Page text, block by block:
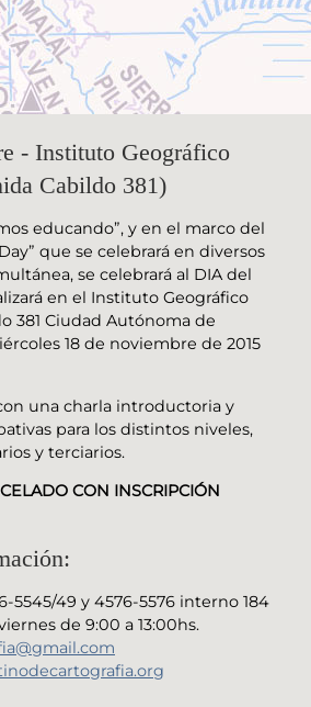
- Instituto Geográfico
Cabildo 381)
educando”, y en el marco del
que se celebrará en diversos
​se celebrará al DIA del
en el Instituto Geográfico
381 Ciudad Autónoma de
18 de noviembre de 2015
una charla introductoria y
para los distintos niveles,
y terciarios.
CON INSCRIPCIÓN
5545/49 y 4576-5576 interno 184
de 9:00 a 13:00hs.